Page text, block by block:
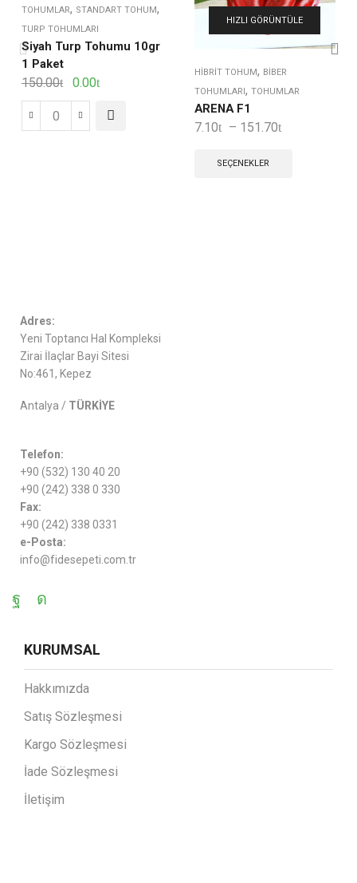
TOHUMLAR, STANDART TOHUM,
TURP TOHUMLARI
Siyah Turp Tohumu 10gr
1 Paket
150.00 0.00
HIZLI GÖRÜNTÜLE
HIBRIT TOHUM, BIBER
TOHUMLARI, TOHUMLAR
ARENA F1
7.10 – 151.70
SEÇENEKLER
Adres:
Yeni Toptancı Hal Kompleksi
Zirai İlaçlar Bayi Sitesi
No:461, Kepez
Antalya / TÜRKİYE
Telefon:
+90 (532) 130 40 20
+90 (242) 338 0 330
Fax:
+90 (242) 338 0331
e-Posta:
info@fidesepeti.com.tr
KURUMSAL
Hakkımızda
Satış Sözleşmesi
Kargo Sözleşmesi
İade Sözleşmesi
İletişim